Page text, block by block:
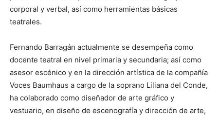
corporal y verbal, así como herramientas básicas
teatrales.
Fernando Barragán actualmente se desempeña como
docente teatral en nivel primaria y secundaria; así como
asesor escénico y en la dirección artística de la compañía
Voces Baumhaus a cargo de la soprano Liliana del Conde,
ha colaborado como diseñador de arte gráfico y
vestuario, en diseño de escenografía y dirección de arte,